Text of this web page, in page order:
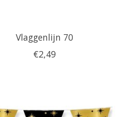
Vlaggenlijn 70
€2,49